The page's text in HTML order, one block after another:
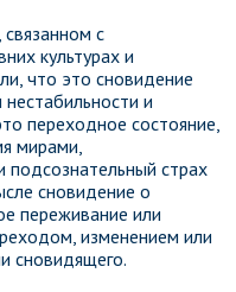
с
культурах и
что это сновидение
и
переходное состояние,
мирами,
подсознательный страх
сновидение о
переживание или
изменением или
сновидящего.